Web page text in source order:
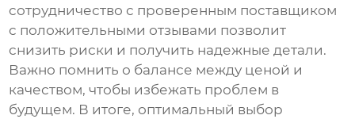
сотрудничество с проверенным поставщиком
с положительными отзывами позволит
снизить риски и получить надежные детали.
Важно помнить о балансе между ценой и
качеством, чтобы избежать проблем в
будущем. В итоге, оптимальный выбор